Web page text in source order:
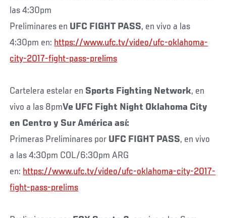
las 4:30pm
Preliminares en UFC FIGHT PASS, en vivo a las
4:30pm en: https://www.ufc.tv/video/ufc-oklahoma-
city-2017-fight-pass-prelims
Cartelera estelar en Sports Fighting Network, en
vivo a las 8pmVe UFC Fight Night Oklahoma City
en Centro y Sur América así:
Primeras Preliminares por UFC FIGHT PASS, en vivo
a las 4:30pm COL/6:30pm ARG
en: https://www.ufc.tv/video/ufc-oklahoma-city-2017-
fight-pass-prelims